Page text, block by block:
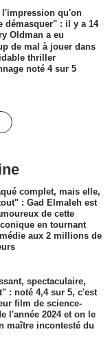
l'impression qu'on
démasquer" : il y a 14
Oldman a eu
de mal à jouer dans
thriller
noté 4 sur 5
complet, mais elle,
: Gad Elmaleh est
de cette
en tournant
aux 2 millions de
spectaculaire,
: noté 4,4 sur 5, c'est
film de science-
l'année 2024 et on le
maître incontesté du